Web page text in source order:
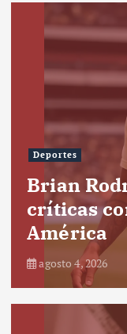
Deportes
Brian
críticas
América
agosto 4, 2026